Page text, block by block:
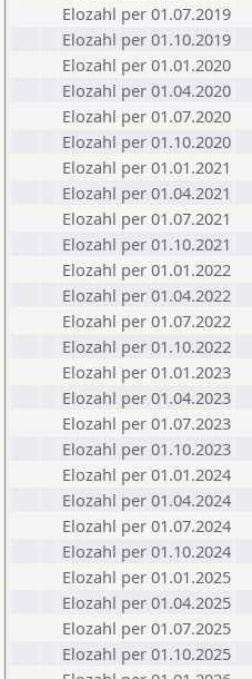
Elozahl per 01.07.2019
Elozahl per 01.10.2019
Elozahl per 01.01.2020
Elozahl per 01.04.2020
Elozahl per 01.07.2020
Elozahl per 01.10.2020
Elozahl per 01.01.2021
Elozahl per 01.04.2021
Elozahl per 01.07.2021
Elozahl per 01.10.2021
Elozahl per 01.01.2022
Elozahl per 01.04.2022
Elozahl per 01.07.2022
Elozahl per 01.10.2022
Elozahl per 01.01.2023
Elozahl per 01.04.2023
Elozahl per 01.07.2023
Elozahl per 01.10.2023
Elozahl per 01.01.2024
Elozahl per 01.04.2024
Elozahl per 01.07.2024
Elozahl per 01.10.2024
Elozahl per 01.01.2025
Elozahl per 01.04.2025
Elozahl per 01.07.2025
Elozahl per 01.10.2025